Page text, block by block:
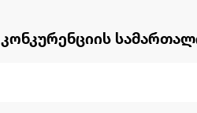
კონკურენციის